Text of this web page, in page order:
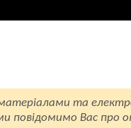
та
повідомимо Вас про